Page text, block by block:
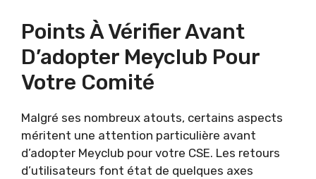
Points À Vérifier Avant
D’adopter Meyclub Pour
Votre Comité
Malgré ses nombreux atouts, certains aspects
méritent une attention particulière avant
d’adopter Meyclub pour votre CSE. Les retours
d’utilisateurs font état de quelques axes